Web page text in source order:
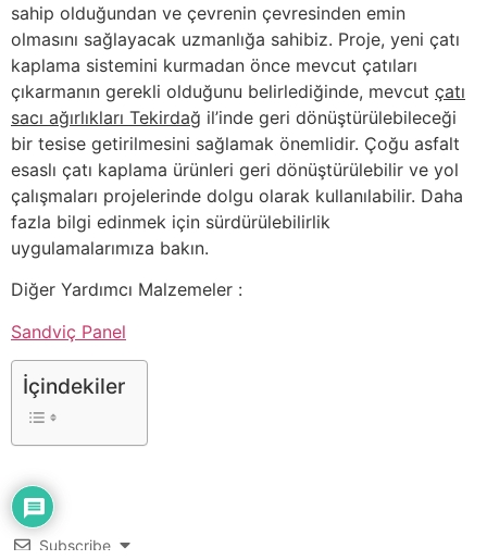
sahip olduğundan ve çevrenin çevresinden emin
olmasını sağlayacak uzmanlığa sahibiz. Proje, yeni çatı
kaplama sistemini kurmadan önce mevcut çatıları
çıkarmanın gerekli olduğunu belirlediğinde, mevcut çatı
sacı ağırlıkları Tekirdağ il’inde geri dönüştürülebileceği
bir tesise getirilmesini sağlamak önemlidir. Çoğu asfalt
esaslı çatı kaplama ürünleri geri dönüştürülebilir ve yol
çalışmaları projelerinde dolgu olarak kullanılabilir. Daha
fazla bilgi edinmek için sürdürülebilirlik
uygulamalarımıza bakın.
Diğer Yardımcı Malzemeler :
Sandviç Panel
İçindekiler
Subscribe